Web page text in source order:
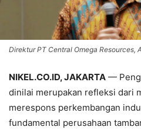
Direktur PT Central Omega Resources,
NIKEL.CO.ID, JAKARTA —
dinilai merupakan refleksi dari
merespons perkembangan
fundamental perusahaan